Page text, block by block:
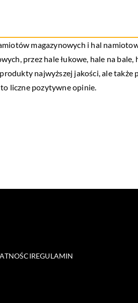
magazynowych i hal
przez hale łukowe, hale na bale,
najwyższej jakości, ale
liczne pozytywne opinie.
REGULAMIN